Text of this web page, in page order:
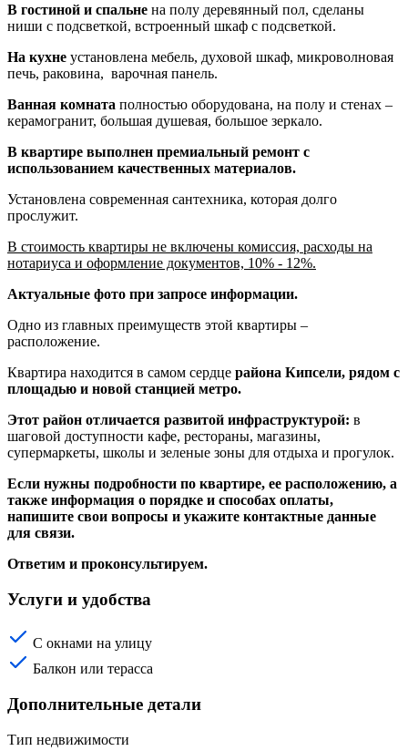
В гостиной и спальне на полу деревянный пол, сделаны
ниши с подсветкой, встроенный шкаф с подсветкой.
На кухне установлена мебель, духовой шкаф, микроволновая
печь, раковина, варочная панель.
Ванная комната полностью оборудована, на полу и стенах –
керамогранит, большая душевая, большое зеркало.
В квартире выполнен премиальный ремонт с
использованием качественных материалов.
Установлена современная сантехника, которая долго
прослужит.
В стоимость квартиры не включены комиссия, расходы на
нотариуса и оформление документов, 10% - 12%.
Актуальные фото при запросе информации.
Одно из главных преимуществ этой квартиры –
расположение.
Квартира находится в самом сердце района Кипсели, рядом с
площадью и новой станцией метро.
Этот район отличается развитой инфраструктурой: в
шаговой доступности кафе, рестораны, магазины,
супермаркеты, школы и зеленые зоны для отдыха и прогулок.
Если нужны подробности по квартире, ее расположению, а
также информация о порядке и способах оплаты,
напишите свои вопросы и укажите контактные данные
для связи.
Ответим и проконсультируем.
Услуги и удобства
С окнами на улицу
Балкон или терасса
Дополнительные детали
Тип недвижимости